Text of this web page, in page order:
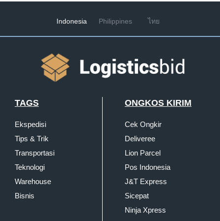
Indonesia Philippines ไทย
TAGS
Ekspedisi
Tips & Trik
Transportasi
Teknologi
Warehouse
Bisnis
ONGKOS KIRIM
Cek Ongkir
Deliveree
Lion Parcel
Pos Indonesia
J&T Express
Sicepat
Ninja Xpress